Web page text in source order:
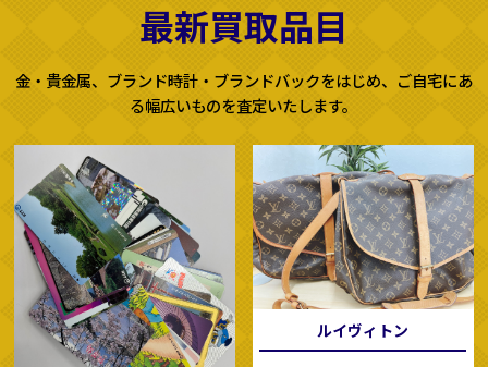
最新買取品目
金・貴金属、ブランド時計・ブランドバックをはじめ、ご自宅にあ
る幅広いものを査定いたします。
ルイヴィトン